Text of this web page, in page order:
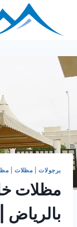
content
برجولات| مظلات|
مظلات